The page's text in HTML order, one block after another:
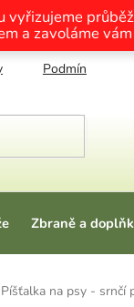
a zavoláme
Podmínky
Zbraně a
Píšťalka na psy - srnčí